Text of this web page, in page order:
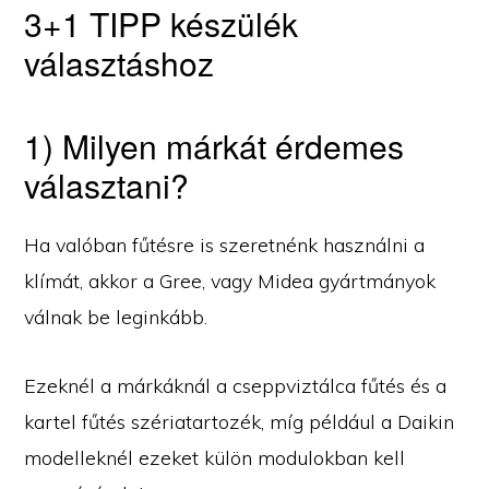
3+1 TIPP készülék
választáshoz
1) Milyen márkát érdemes
választani?
Ha valóban fűtésre is szeretnénk használni a
klímát, akkor a Gree, vagy Midea gyártmányok
válnak be leginkább.
Ezeknél a márkáknál a cseppviztálca fűtés és a
kartel fűtés szériatartozék, míg például a Daikin
modelleknél ezeket külön modulokban kell